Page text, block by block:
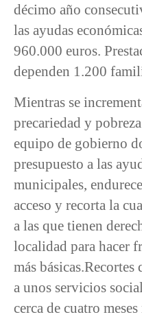
décimo año
las ayudas
960.000 euros.
dependen 1.200
Mientras se
precariedad y
equipo de gobierno
presupuesto a las
municipales,
acceso y recorta la
a las que tienen
localidad para hacer
más básicas.Recortes
a unos servicios
cerca de cuatro